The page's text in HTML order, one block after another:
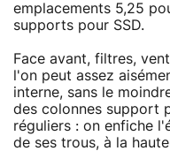
emplacements 5,25
supports pour SSD.
Face avant, filtres,
l'on peut assez
interne, sans le
des colonnes support
réguliers : on enfiche
de ses trous, à la